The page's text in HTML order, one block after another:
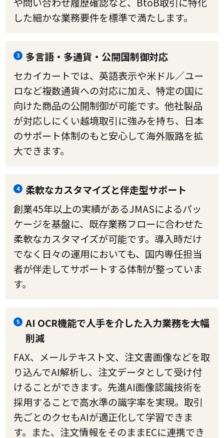
した細かな業務要件を標準で満たします。
3
多言語・多通貨・公開国制御対応
セカイカートでは、英語表示や米ドル／ユー
ロなど複数通貨への対応に加え、特定の国に
向けた商品の公開制御が可能です。他社製品
が対応しにくい越境取引に強みを持ち、日本
のサポート体制のもと安心して海外販路を拡
大できます。
4
柔軟なカスタマイズと伴走型サポート
創業45年以上の実績があるJMASによるパッ
ケージを基盤に、既存業務フローに合わせた
柔軟なカスタマイズが可能です。導入時だけ
でなく日々の運用においても、国内専任担当
者が伴走してサポートする体制が整っていま
す。
5
AI OCR機能で人手を介した入力業務を大幅
削減
FAX、メールテキスト文、注文書画像などを取
り込んでAI解析し、注文データとして受け付
けることができます。先進AI画像認識技術を
採用することで高水準の識字率を実現。取引
先ごとのクセもAIが適正化して学習できま
す。また、注文情報をそのままECに連携でき